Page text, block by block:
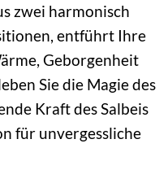
zwei harmonisch
entführt Ihre
Geborgenheit
Sie die Magie des
Kraft des Salbeis
für unvergessliche